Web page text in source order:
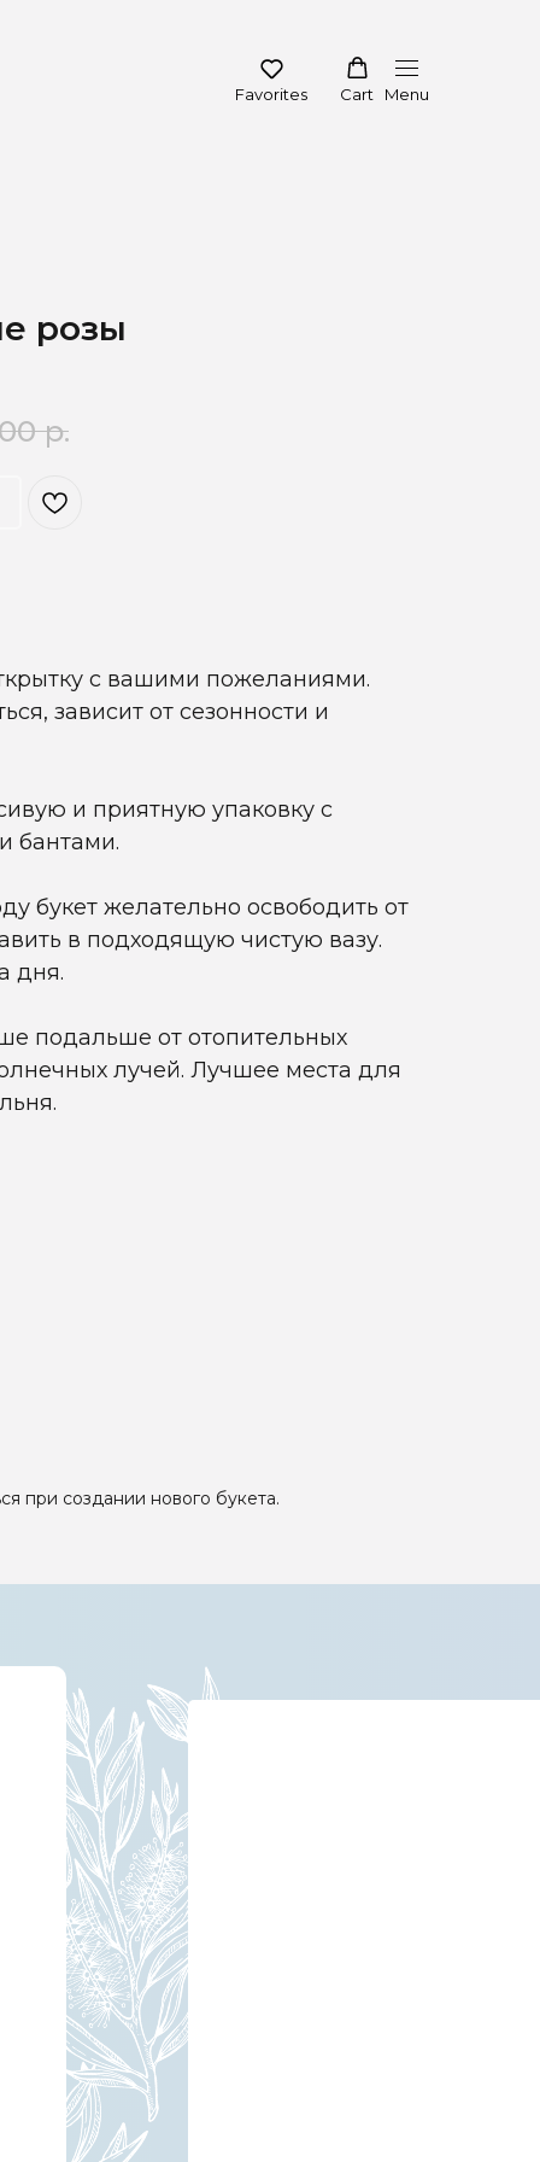
Favorites Cart Menu
розы
р.
с вашими пожеланиями.
зависит от сезонности и
и приятную упаковку с
бантами.
букет желательно освободить от
в подходящую чистую вазу.
дня.
подальше от отопительных
лучей. Лучшее места для
при создании нового букета.